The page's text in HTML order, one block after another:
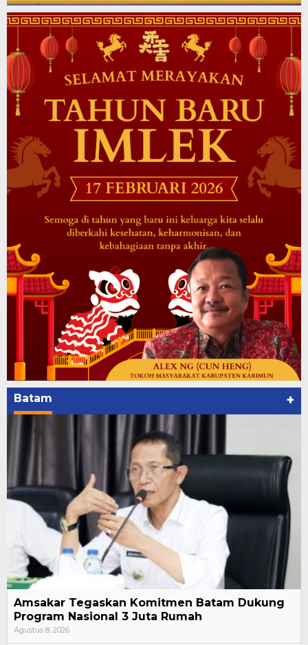
Batam +
Amsakar Tegaskan Komitmen Batam Dukung
Program Nasional 3 Juta Rumah
Agustus 8, 2026